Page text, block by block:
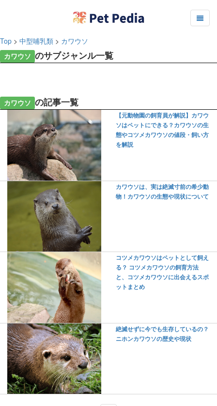
Top > 中型哺乳類 > カワウソ
カワウソ のサブジャンル一覧
カワウソ の記事一覧
【元動物園の飼育員が解説】カワウ
ソはペットにできる？カワウソの生
態やコツメカワウソの値段・飼い方
を解説
カワウソは、実は絶滅寸前の希少動
物！カワウソの生態や現状について
コツメカワウソはペットとして飼え
る？ コツメカワウソの飼育方法
と、コツメカワウソに出会えるスポ
ットまとめ
絶滅せずに今でも生存しているの？
ニホンカワウソの歴史や現状